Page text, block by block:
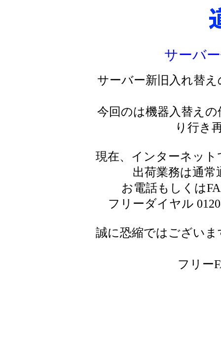
サーバ
サーバー新旧入れ替
今回のは機器入替え
り行き
現在、インターネッ
出荷業務は通
お電話もしくは
フリーダイヤル
誠に恐縮ではござい
フリー